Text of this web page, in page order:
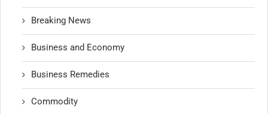
Breaking News
Business and Economy
Business Remedies
Commodity